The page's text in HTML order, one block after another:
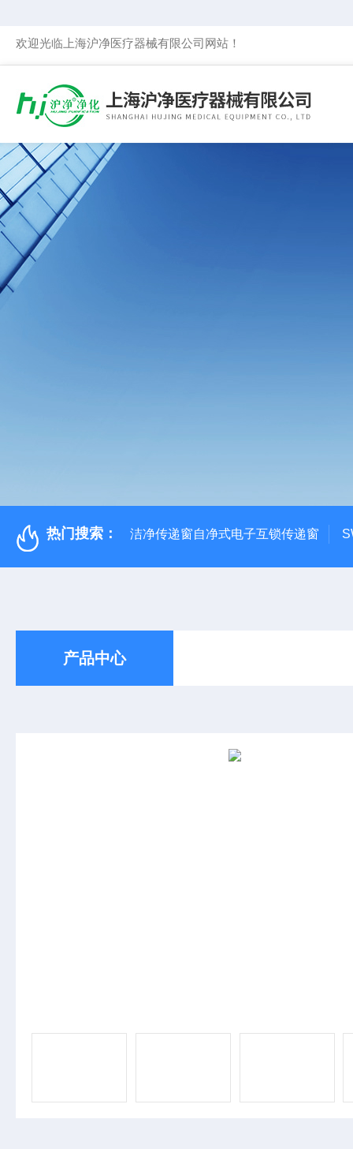
欢迎光临上海沪净医疗器械有限公司网站！
热门搜索： 洁净传递窗自净式电子互锁传递窗
产品中心